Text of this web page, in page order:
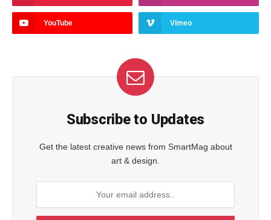
YouTube Vimeo
Subscribe to Updates
Get the latest creative news from SmartMag about
art & design.